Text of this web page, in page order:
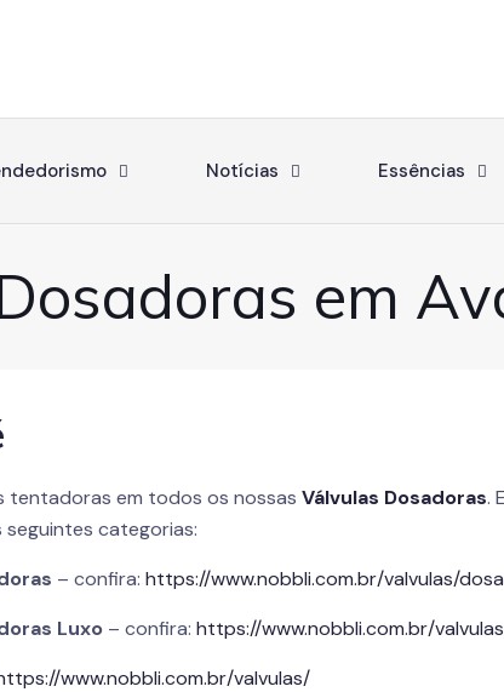
Notícias Essências
em
tentadoras em todos os nossasVálvulas Dosadoras.
categorias:
– confira:https://www.nobbli.com.br/valvulas/
Luxo – confira:https://www.nobbli.com.br/
www.nobbli.com.br/valvulas/